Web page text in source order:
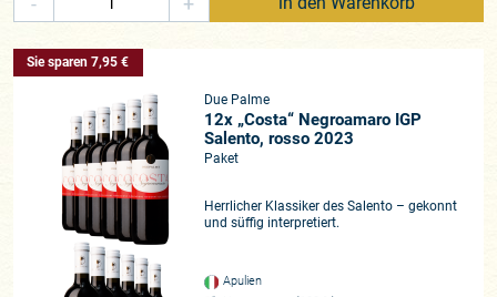
Sie sparen 7,95 €
Due Palme
12x „Costa“ Negroamaro IGP
Salento, rosso 2023
Paket
Herrlicher Klassiker des Salento – gekonnt
und süffig interpretiert.
Apulien